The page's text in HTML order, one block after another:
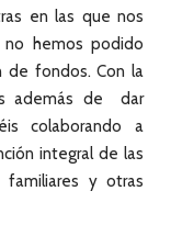
en las que nos
hemos podido
de fondos. Con la
además de dar
colaborando a
integral de las
familiares y otras